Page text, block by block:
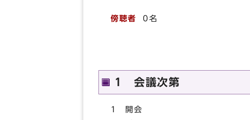
傍聴者 0名
1 会議次第
1 開会